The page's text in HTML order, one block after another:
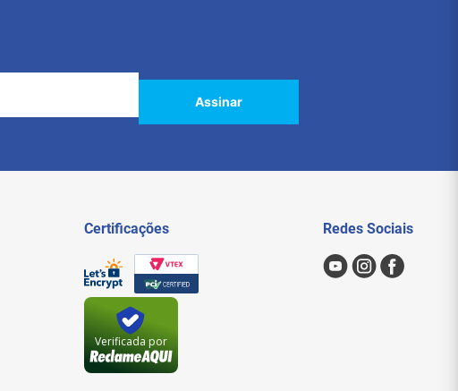
Assinar
Certificações
Verificada por
Redes Sociais